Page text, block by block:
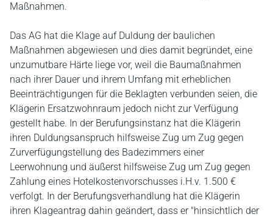
Maßnahmen.
Das AG hat die Klage auf Duldung der baulichen
Maßnahmen abgewiesen und dies damit begründet, eine
unzumutbare Härte liege vor, weil die Baumaßnahmen
nach ihrer Dauer und ihrem Umfang mit erheblichen
Beeinträchtigungen für die Beklagten verbunden seien, die
Klägerin Ersatzwohnraum jedoch nicht zur Verfügung
gestellt habe. In der Berufungsinstanz hat die Klägerin
ihren Duldungsanspruch hilfsweise Zug um Zug gegen
Zurverfügungstellung des Badezimmers einer
Leerwohnung und äußerst hilfsweise Zug um Zug gegen
Zahlung eines Hotelkostenvorschusses i.H.v. 1.500 €
verfolgt. In der Berufungsverhandlung hat die Klägerin
ihren Klageantrag dahin geändert, dass er "hinsichtlich der